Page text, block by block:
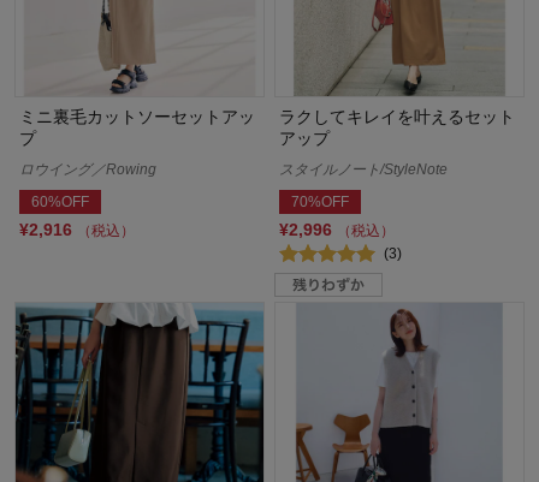
ミニ裏毛カットソーセットアッ
プ
ロウイング／Rowing
60%OFF
¥2,916 （税込）
ラクしてキレイを叶えるセット
アップ
スタイルノート/StyleNote
70%OFF
¥2,996
（税込）
(3)